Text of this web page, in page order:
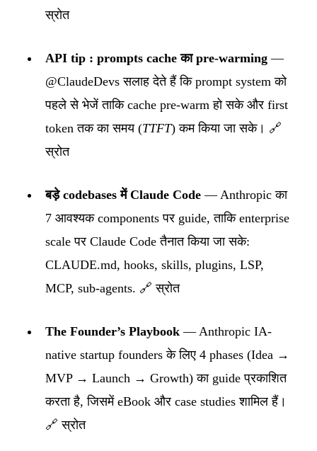
स्रोत
API tip : prompts cache का pre-warming —
@ClaudeDevs सलाह देते हैं कि prompt system को
पहले से भेजें ताकि cache pre-warm हो सके और first
token तक का समय (TTFT) कम किया जा सके। 🔗
स्रोत
बड़े codebases में Claude Code — Anthropic का
7 आवश्यक components पर guide, ताकि enterprise
scale पर Claude Code तैनात किया जा सके:
CLAUDE.md, hooks, skills, plugins, LSP,
MCP, sub-agents. 🔗 स्रोत
The Founder’s Playbook — Anthropic IA-
native startup founders के लिए 4 phases (Idea →
MVP → Launch → Growth) का guide प्रकाशित
करता है, जिसमें eBook और case studies शामिल हैं।
🔗 स्रोत